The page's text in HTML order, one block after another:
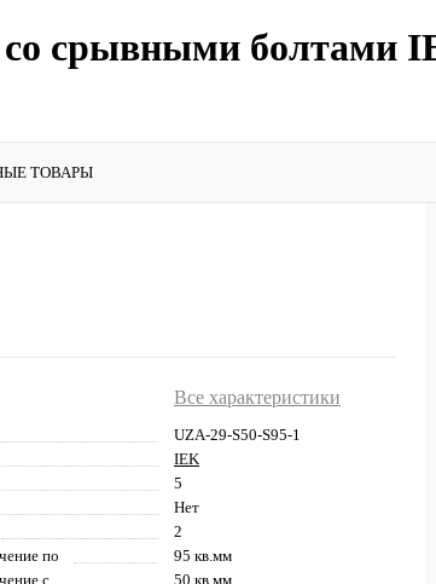
срывными болтами
ТОВАРЫ
Все характеристики
UZA-29-S50-S95-1
IEK
5
Нет
2
по
95 кв.мм
с
50 кв.мм